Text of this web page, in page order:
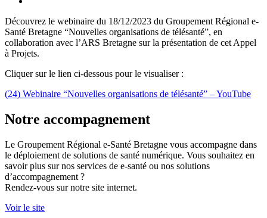
Découvrez le webinaire du 18/12/2023 du Groupement Régional e-
Santé Bretagne “Nouvelles organisations de télésanté”, en
collaboration avec l’ARS Bretagne sur la présentation de cet Appel
à Projets.
Cliquer sur le lien ci-dessous pour le visualiser :
(24) Webinaire “Nouvelles organisations de télésanté” – YouTube
Notre accompagnement
Le Groupement Régional e-Santé Bretagne vous accompagne dans
le déploiement de solutions de santé numérique. Vous souhaitez en
savoir plus sur nos services de e-santé ou nos solutions
d’accompagnement ?
Rendez-vous sur notre site internet.
Voir le site